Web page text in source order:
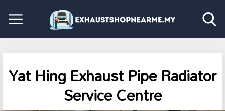
Yat Hing Exhaust Pipe Radiator
Service Centre